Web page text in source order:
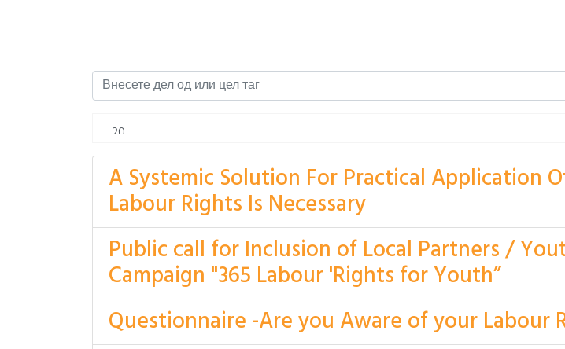
A Systemic Solution For Practical Application
Labour Rights Is Necessary
Public call for Inclusion of Local Partners /
Campaign "365 Labour 'Rights for Youth”
Questionnaire -Are you Aware of your Labour